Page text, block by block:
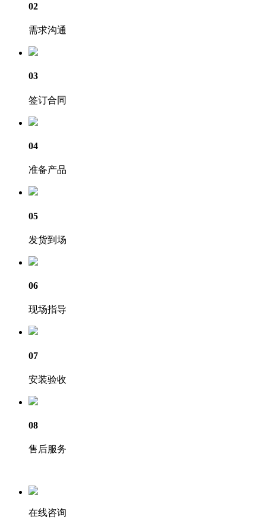
02
需求沟通
03
签订合同
04
准备产品
05
发货到场
06
现场指导
07
安装验收
08
售后服务
在线咨询